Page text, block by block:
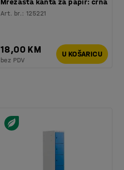
Art. br.:125221
18,00 KM
bez PDV
U KOŠARICU